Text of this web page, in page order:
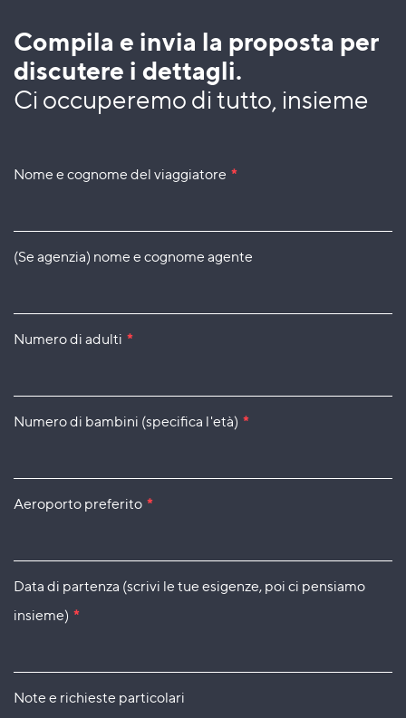
Compila e invia la proposta per
discutere i dettagli.
Ci occuperemo di tutto, insieme
Nome e cognome del viaggiatore *
(Se agenzia) nome e cognome agente
Numero di adulti *
Numero di bambini (specifica l'età) *
Aeroporto preferito *
Data di partenza (scrivi le tue esigenze, poi ci pensiamo
insieme) *
Note e richieste particolari